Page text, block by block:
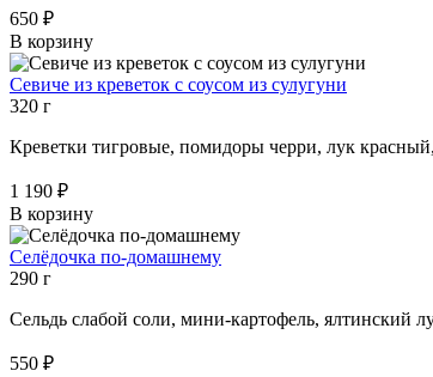
650 ₽
В корзину
Севиче из креветок с соусом из сулугуни
320 г
Креветки тигровые, помидоры черри, лук
1 190 ₽
В корзину
Селёдочка по-домашнему
290 г
Сельдь слабой соли, мини-картофель, ялтинский
550 ₽